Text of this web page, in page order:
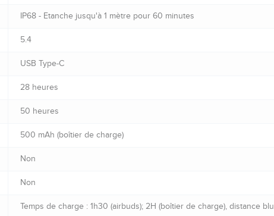
IP68 - Etanche jusqu'à 1 mètre pour 60 minutes
5.4
USB Type-C
28 heures
50 heures
500 mAh (boîtier de charge)
Non
Non
Temps de charge : 1h30 (airbuds); 2H (boîtier de charge), distance